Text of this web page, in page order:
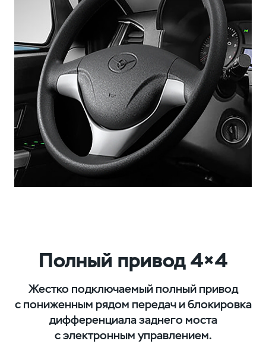
Полный привод 4×4
Жестко подключаемый полный привод
с пониженным рядом передач и блокировка
дифференциала заднего моста
с электронным управлением.